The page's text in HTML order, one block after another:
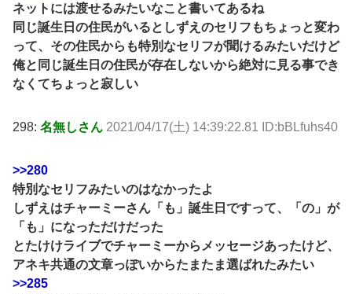
ネットには渡せるみたいなこと書いてあるね
同じ誕生日の住民がいるとしずえのセリフもちょっと変わ
って、その住民からも特別なセリフが聞けるみたいだけど
俺と同じ誕生日の住民が存在しないから絶対に見る事でき
なくてちょっと寂しい
298: 名無しさん 2021/04/17(土) 14:39:22.81 ID:bBLfuhs40
>>280
特別なセリフみたいのはなかったよ
しずえはチャーミーさん「も」誕生日ですって、「の」が
「も」になっただけだった
とたけけライブでチャーミーからメッセージあったけど、
アネキ共通の文章っぽいからたまたま選ばれたみたい
>>285